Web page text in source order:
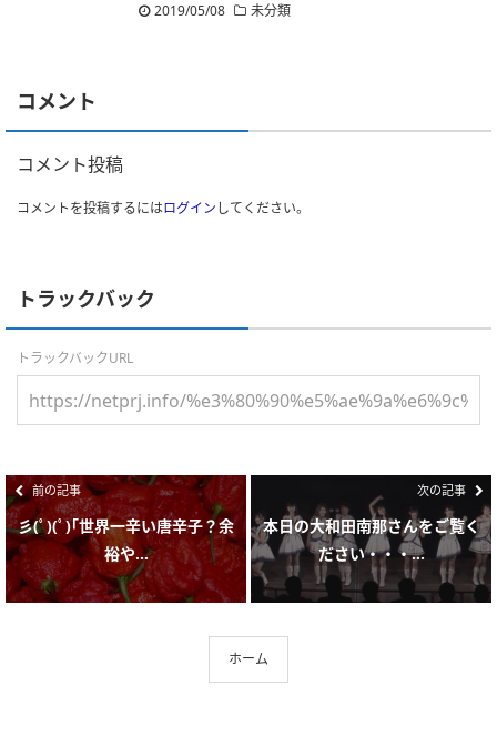
2019/05/08
未分類
コメント
コメント投稿
コメントを投稿するにはログインしてください。
トラックバック
トラックバックURL
前の記事
彡(ﾟ)(ﾟ)｢世界一辛い唐辛子？余
裕や...
次の記事
本日の大和田南那さんをご覧く
ださい・・・...
ホーム